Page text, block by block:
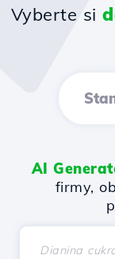
Vyberte si
AI
firmy,